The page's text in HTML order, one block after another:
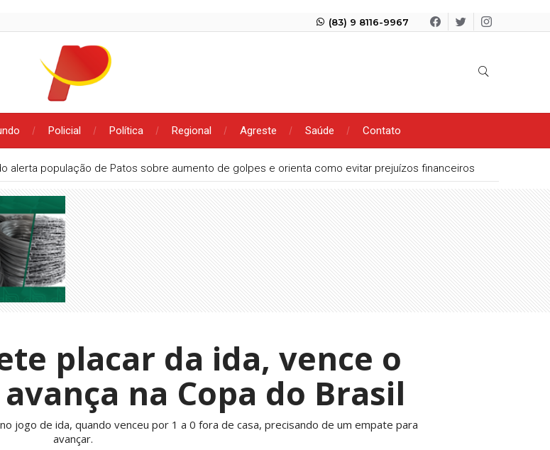
(83) 9 8116-9967
Policial Política Regional Agreste Saúde Contato
alerta população de Patos sobre aumento de golpes e orienta como evitar prejuízos financeiros
placar da ida, vence o
na Copa do Brasil
jogo de ida, quando venceu por 1 a 0 fora de casa, precisando de um empate para
avançar.